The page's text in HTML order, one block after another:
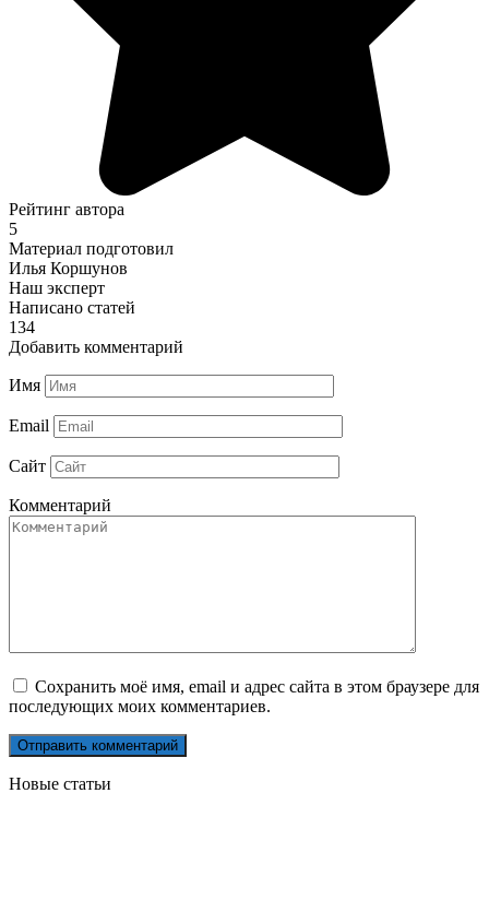
Рейтинг автора
5
Материал подготовил
Илья Коршунов
Наш эксперт
Написано статей
134
Добавить комментарий
Имя
Email
Сайт
Комментарий
Сохранить моё имя, email и адрес сайта в этом браузере для
последующих моих комментариев.
Новые статьи